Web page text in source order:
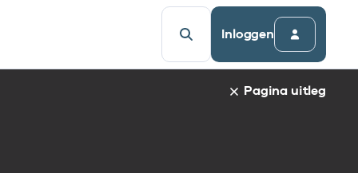
Inloggen
Pagina uitleg
van een specifiek gegevenselement staat de naam van
van de pagina. Om direct naar een bepaalde